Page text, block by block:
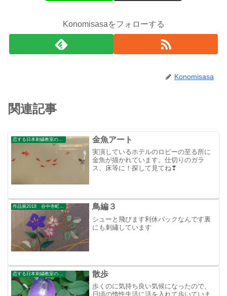
Konomisasaをフォローする
Konomisasa
関連記事
金魚アート
実演しているホテルのロビーの至る所に
金魚が描かれています。仕切りのガラ
ス、床等に！探して見てね❣
作品展2018 谷中寺町美術館 鳥編３
シューと飛びます利休バックなんです裏
にも刺繡しています
散歩
歩くのに気持ち良い気候になったので、
日頃の惰性生活に活を入れて歩いていま